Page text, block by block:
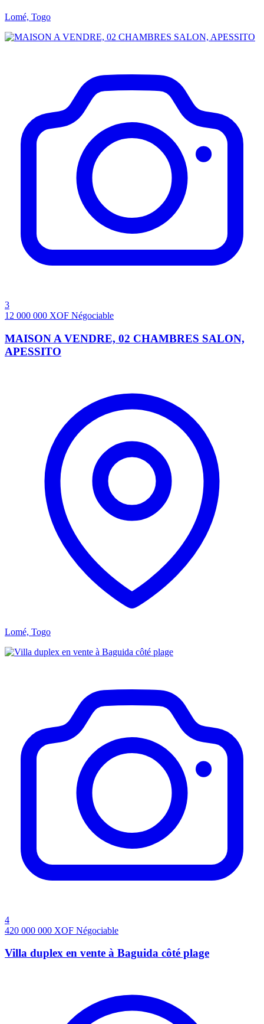
Lomé, Togo
3
12 000 000 XOF Négociable
MAISON A VENDRE, 02 CHAMBRES SALON,
APESSITO
Lomé, Togo
4
420 000 000 XOF Négociable
Villa duplex en vente à Baguida côté plage